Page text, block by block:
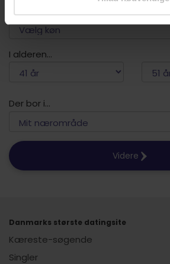
I alderen...
Der bor i...
Videre
Danmarks største datingsite
Kæreste-søgende
Singler